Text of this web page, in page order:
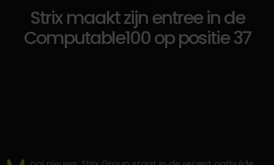
Strix maakt zijn entree in de
Computable100 op positie 37